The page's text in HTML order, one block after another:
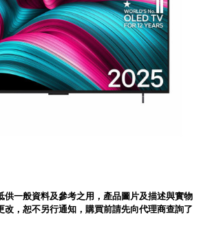
供一般資料及參考之用，產品圖片及描述與實物
改，恕不另行通知，購買前請先向代理商查詢了